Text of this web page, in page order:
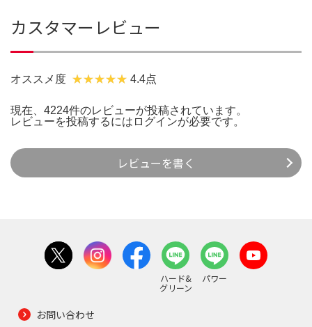
カスタマーレビュー
オススメ度 4.4点
現在、4224件のレビューが投稿されています。
レビューを投稿するには ログインが必要です。
レビューを書く
ハード&
グリーン
パワー
お問い合わせ